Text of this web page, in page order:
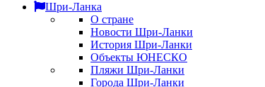
Шри-Ланка
О стране
Новости Шри-Ланки
История Шри-Ланки
Объекты ЮНЕСКО
Пляжи Шри-Ланки
Города Шри-Ланки